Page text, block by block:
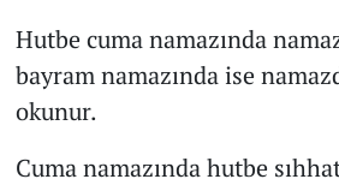
Hutbe cuma namazında
bayram namazında ise
okunur.
Cuma namazında hutbe